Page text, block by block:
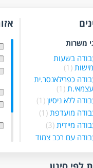
משרות
בשעות
(1)
כפרילאנסר.ית
(1)
ללא ניסיון (1)
מועדפת (1)
מיידית (3)
עם רכב צמוד